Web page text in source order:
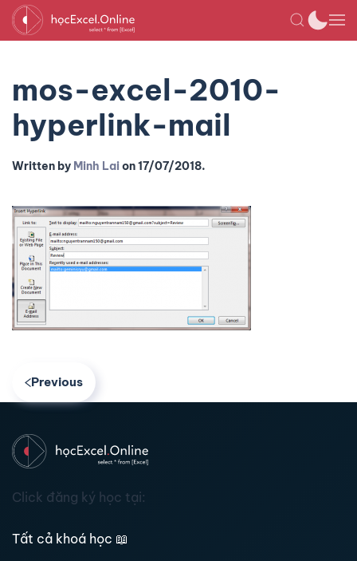
mos-excel-2010-
hyperlink-mail
Written by Minh Laion17/07/2018.
Previous
Click đăng ký học tại:
Tất cả khoá học 📖